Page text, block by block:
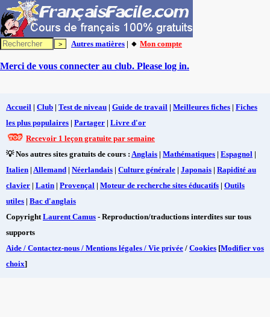
Autres matières | 🔸 Mon compte
Merci de vous connecter au club. Please log in.
Accueil | Club | Test de niveau | Guide de travail | Meilleures fiches | Fiches
les plus populaires | Partager | Livre d'or
Recevoir 1 leçon gratuite par semaine
💡 Nos autres sites gratuits de cours : Anglais | Mathématiques | Espagnol |
Italien | Allemand | Néerlandais | Culture générale | Japonais | Rapidité au
clavier | Latin | Provençal | Moteur de recherche sites éducatifs | Outils
utiles | Bac d'anglais
CopyrightLaurent Camus - Reproduction/traductions interdites sur tous
supports
Aide / Contactez-nous / Mentions légales / Vie privée / Cookies [Modifier vos
choix]